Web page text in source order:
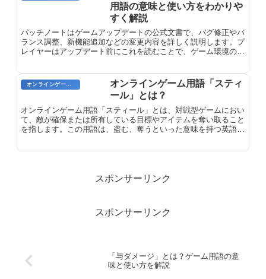
用語の意味と使い方をわかりや
すく解説
パッチノートはゲームアップデートの公式文書で、バグ修正やバ
ランス調整、新機能追加などの変更内容を詳しく説明します。プ
レイヤーはアップデート前にこれを読むことで、ゲーム環境の変
オンラインゲーム用語
オンラインゲーム用語「スティ
ール」とは？
オンラインゲーム用語「スティール」とは、対戦型ゲームにおい
て、敵が確保または所有している目標やアイテムを奪い取ること
を指します。この用語は、盗む、奪うといった意味を持つ英語の
スポンサーリンク
スポンサーリンク
「与ダメージ」とは？ゲーム用語の意
味と使い方を解説